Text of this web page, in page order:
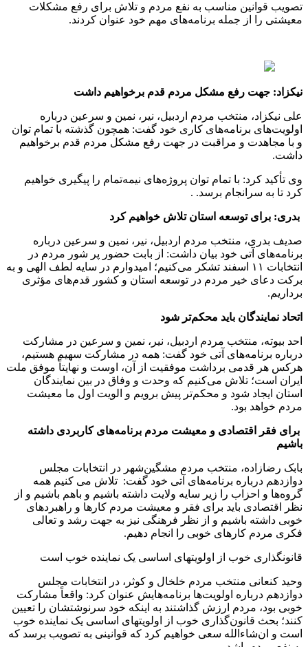
تصویب قوانین مناسب به نفع مردم و تلاش برای رفع مشکلات
معیشتی را از جمله برنامه‌های مهم خود عنوان کردند.
نیکزاد: جهت رفع مشکل مردم قدم برخواهیم داشت
علی نیکزاد، منتخب مردم اردبیل، نیر، نمین و سرعین درباره
اولویت‌های برنامه‌های کاری خود گفت: همچون گذشته با تمام توان
و با مجاهدت و مراقبت در جهت رفع مشکل مردم قدم برخواهیم
داشت.
وی تأکید کرد: با تمام توان پروژه‌های نیمه‌تمام را پیگیری خواهیم
کرد تا به سرانجام برسد. .
بدری: برای توسعه استان تلاش خواهیم کرد
صدیف بدری، منتخب مردم اردبیل، نیر، نمین و سرعین درباره
برنامه‌های آتی خود بیان داشت: از بابت حضور پر شور مردم در
انتخابات ۱۱ اسفند تشکر می‌کنیم؛ امیدوارم در سایه لطف الهی و به
برکت دعای خیر مردم در توسعه استان و کشور قدم‌های مؤثری
برداریم.
اتحاد نمایندگان باید محکم‌تر شود
احد بیوته، منتخب مردم اردبیل، نیر، نمین و سرعین در مشارکت
درباره برنامه‌های آتی خود گفت: همه در مشارکت سهیم هستیم،
هرکس هر قدمی برداشت موفقیت از آن، اوست و نهایتاً موفق ملت
ایران است؛ تلاش می‌کنیم که وحدت و وفاق در بین نمایندگان
استان ایجاد شود و محکم‌تر پیش برویم و الویت اول ما معیشت
مردم خواهد بود.
برای فقر اقتصادی و معیشت مردم برنامه‌های کاربردی داشته
باشیم
بابک رضازاده، منتخب مردم مشگین‌شهر در انتخابات مجلس
دوازدهم درباره برنامه‌های آتی خود گفت: تلاش می کنیم همه
گروه‌ها و احزاب را زیر سایه ولایت داشته باشیم و باهم باشیم و از
نظر اقتصادی باید برای فقر و معیشت مردم کارها و راهبردهای
خوبی داشته باشیم و از نظر فرهنگی نیز به جهت رشد و تعالی
فکری مردم کارهای خوبی را انجام دهیم.
قانونگذاری خوب از اولویت‎های اساسی یک نماینده خوب است
وحید کنعانی منتخب مردم خلخال و کوثر، در انتخابات مجلس
دوازدهم درباره اولویت‌ها برنامه‌هایش عنوان کرد: واقعاً مشارکت
خوبی بود، مردم ارزش گذاشتند به اینکه خود سرنوشتشان را تعیین
کنند؛ بحث قانون‌گذاری خوب از اولویت‎های اساسی یک نماینده خوب
است و ان‌شاءالله سعی خواهیم کرد که قوانینی به تصویب برسد که